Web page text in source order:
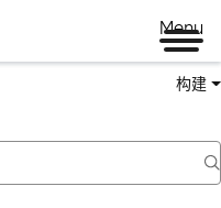
Menu
构建